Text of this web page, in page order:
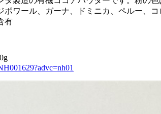
ポワール、ガーナ、ドミニカ、ペルー、
有